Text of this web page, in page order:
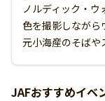
ノルディック・
色を撮影しなが
元小海産のそばや
JAFおすすめイベ